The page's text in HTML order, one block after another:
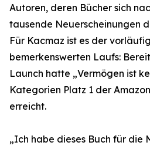
Autoren, deren Bücher sich
tausende Neuerscheinungen
Für Kacmaz ist es der
bemerkenswerten Laufs:
Launch hatte „Vermögen ist
Kategorien Platz 1 der
erreicht.
„Ich habe dieses Buch für die